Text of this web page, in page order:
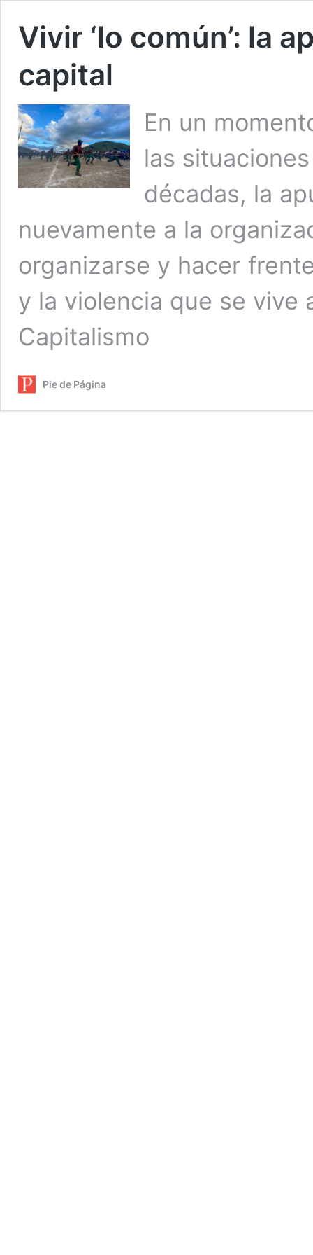
Vivir ‘lo común’: la
capital
En un
las
décadas, la
nuevamente a la
organizarse y hacer
y la violencia que se vive
Capitalismo
Pie de Página